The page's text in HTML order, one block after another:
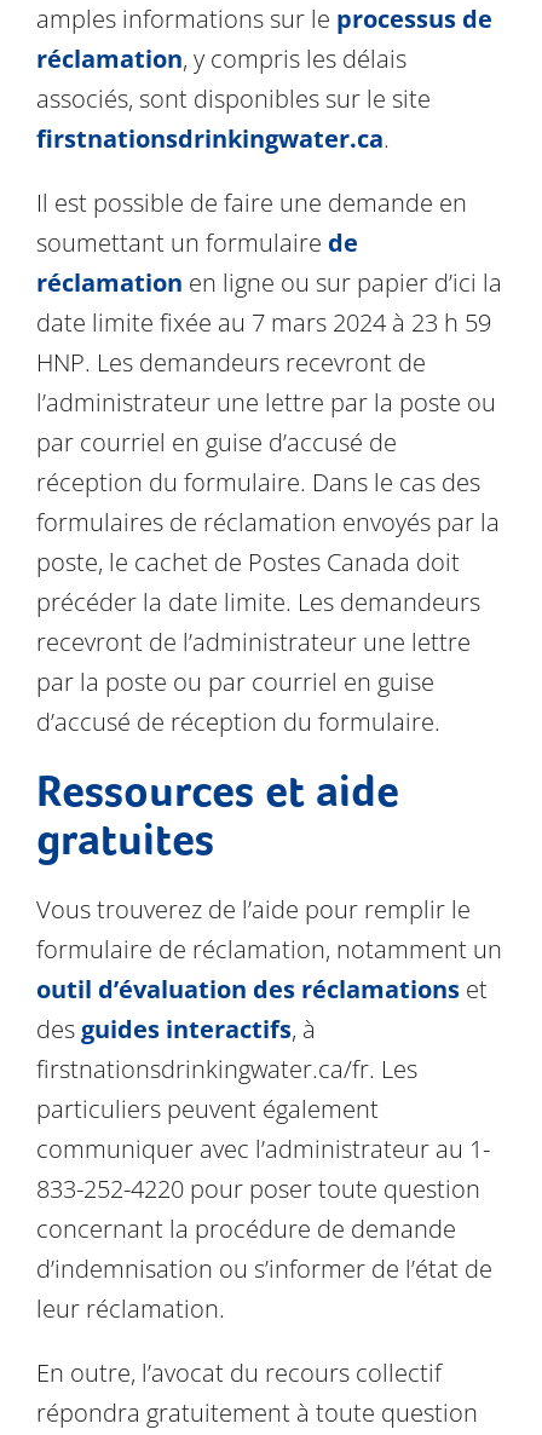
amples informations sur le processus de
réclamation, y compris les délais
associés, sont disponibles sur le site
firstnationsdrinkingwater.ca.
Il est possible de faire une demande en
soumettant un formulaire de
réclamation en ligne ou sur papier d’ici la
date limite fixée au 7 mars 2024 à 23 h 59
HNP. Les demandeurs recevront de
l’administrateur une lettre par la poste ou
par courriel en guise d’accusé de
réception du formulaire. Dans le cas des
formulaires de réclamation envoyés par la
poste, le cachet de Postes Canada doit
précéder la date limite. Les demandeurs
recevront de l’administrateur une lettre
par la poste ou par courriel en guise
d’accusé de réception du formulaire.
Ressources et aide
gratuites
Vous trouverez de l’aide pour remplir le
formulaire de réclamation, notamment un
outil d’évaluation des réclamationset
des guides interactifs, à
firstnationsdrinkingwater.ca/fr. Les
particuliers peuvent également
communiquer avec l’administrateur au 1-
833-252-4220 pour poser toute question
concernant la procédure de demande
d’indemnisation ou s’informer de l’état de
leur réclamation.
En outre, l’avocat du recours collectif
répondra gratuitement à toute question